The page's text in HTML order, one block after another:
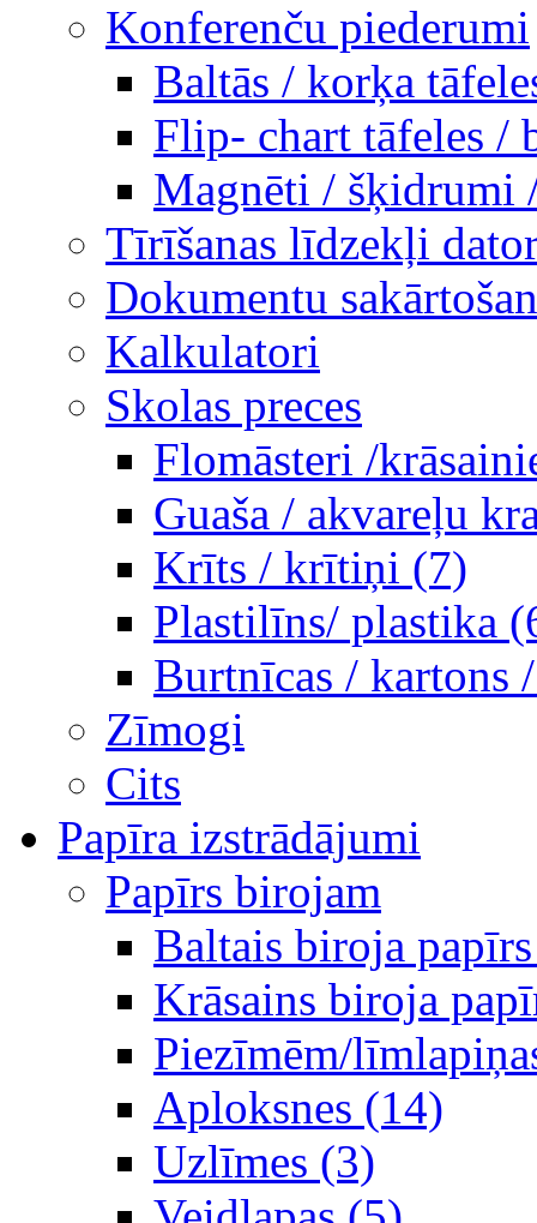
Konferenču piederumi
Baltās / korķa
Flip- chart tāfeles /
Magnēti / šķidrumi
Tīrīšanas līdzekļi
Dokumentu
Kalkulatori
Skolas preces
Flomāsteri /
Guaša / akvareļu
Krīts / krītiņi (7)
Plastilīns/ plastika
Burtnīcas / kartons
Zīmogi
Cits
Papīra izstrādājumi
Papīrs birojam
Baltais biroja
Krāsains biroja
Piezīmēm/
Aploksnes (14)
Uzlīmes (3)